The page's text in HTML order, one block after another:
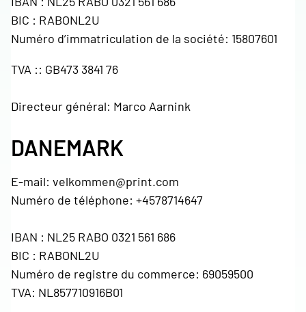
BIC : RABONL2U
Numéro d’immatriculation de la société: 15807601
TVA :: GB473 3841 76
Directeur général: Marco Aarnink
DANEMARK
E-mail: velkommen@print.com
Numéro de téléphone: +4578714647
IBAN : NL25 RABO 0321 561 686
BIC : RABONL2U
Numéro de registre du commerce: 69059500
TVA: NL857710916B01